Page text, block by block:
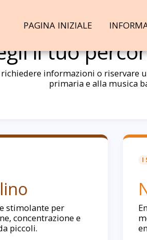
il tuo
informazioni o riservare
primaria e alla musica
stimolante per
concentrazione e
piccoli.
I
PAGINA INIZIALE